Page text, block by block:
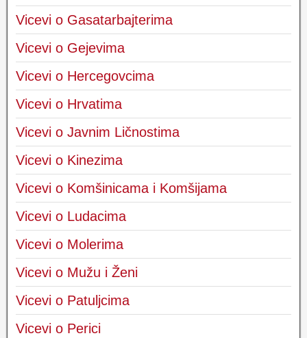
Vicevi o Gasatarbajterima
Vicevi o Gejevima
Vicevi o Hercegovcima
Vicevi o Hrvatima
Vicevi o Javnim Ličnostima
Vicevi o Kinezima
Vicevi o Komšinicama i Komšijama
Vicevi o Ludacima
Vicevi o Molerima
Vicevi o Mužu i Ženi
Vicevi o Patuljcima
Vicevi o Perici